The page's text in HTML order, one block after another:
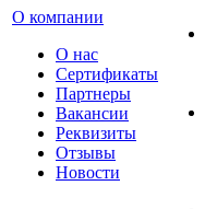
О компании
О нас
Сертификаты
Партнеры
Вакансии
Реквизиты
Отзывы
Новости